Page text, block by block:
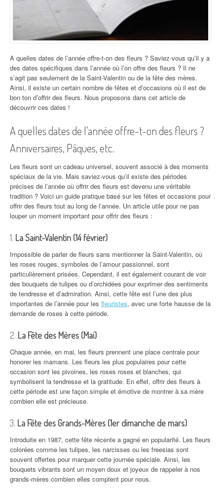
A quelles dates de l’année offre-t-on des fleurs ? Saviez-vous qu’il y a
des dates spécifiques dans l’année où l’on offre des fleurs ? Il ne
s’agit pas seulement de la Saint-Valentin ou de la fête des mères.
Ainsi, il existe un certain nombre de fêtes et d’occasions où il est de
bon ton d’offrir des fleurs. Nous proposons dans cet article de
découvrir ces dates !
A quelles dates de l’année offre-t-on des fleurs ?
Anniversaires, Pâques, etc.
Les fleurs sont un cadeau universel, souvent associé à des moments
spéciaux de la vie. Mais saviez-vous qu’il existe des périodes
précises de l’année où offrir des fleurs est devenu une véritable
tradition ? Voici un guide pratique basé sur les fêtes et occasions pour
offrir des fleurs tout au long de l’année. Un article utile pour ne pas
louper un moment important pour offrir des fleurs :
1. La Saint-Valentin (14 février)
Impossible de parler de fleurs sans mentionner la Saint-Valentin, où
les roses rouges, symboles de l’amour passionnel, sont
particulièrement prisées. Cependant, il est également courant de voir
des bouquets de tulipes ou d’orchidées pour exprimer des sentiments
de tendresse et d’admiration. Ainsi, cette fête est l’une des plus
importantes de l’année pour les fleuristes, avec une forte hausse de la
demande de roses à cette période.
2. La Fête des Mères (Mai)
Chaque année, en mai, les fleurs prennent une place centrale pour
honorer les mamans. Les fleurs les plus populaires pour cette
occasion sont les pivoines, les roses roses et blanches, qui
symbolisent la tendresse et la gratitude. En effet, offrir des fleurs à
cette période est une façon simple et émotive de montrer à sa mère
combien elle est précieuse.
3. La Fête des Grands-Mères (1er dimanche de mars)
Introduite en 1987, cette fête récente a gagné en popularité. Les fleurs
colorées comme les tulipes, les narcisses ou les freesias sont
souvent offertes pour marquer cette journée spéciale. Ainsi, les
bouquets vibrants sont un moyen doux et joyeux de rappeler à nos
grands-mères combien elles comptent pour nous.